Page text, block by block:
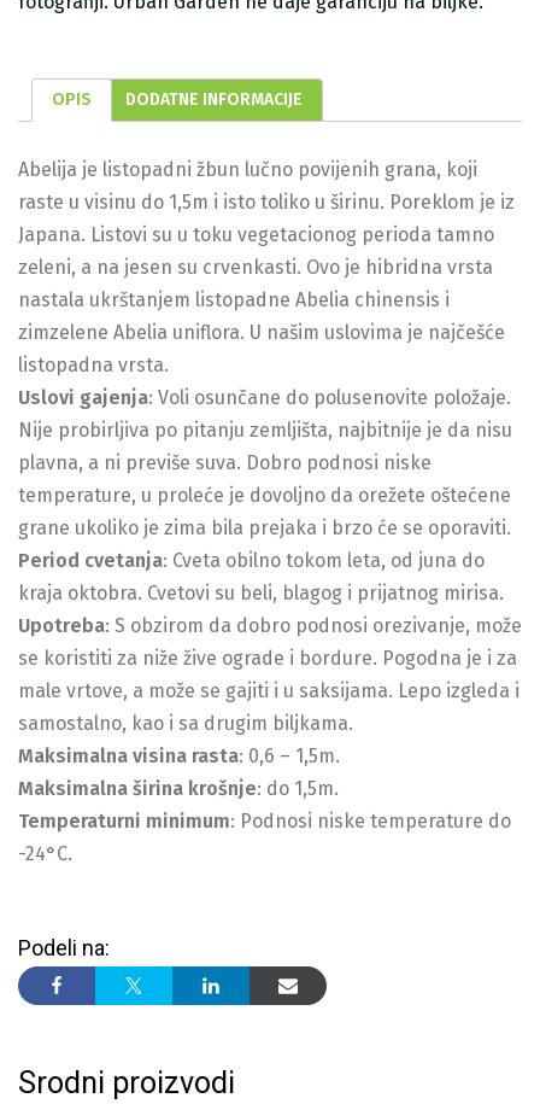
OPIS DODATNE INFORMACIJE
Abelija je listopadni žbun lučno povijenih grana, koji
raste u visinu do 1,5m i isto toliko u širinu. Poreklom je iz
Japana. Listovi su u toku vegetacionog perioda tamno
zeleni, a na jesen su crvenkasti. Ovo je hibridna vrsta
nastala ukrštanjem listopadne Abelia chinensis i
zimzelene Abelia uniflora. U našim uslovima je najčešće
listopadna vrsta.
Uslovi gajenja: Voli osunčane do polusenovite položaje.
Nije probirljiva po pitanju zemljišta, najbitnije je da nisu
plavna, a ni previše suva. Dobro podnosi niske
temperature, u proleće je dovoljno da orežete oštećene
grane ukoliko je zima bila prejaka i brzo će se oporaviti.
Period cvetanja: Cveta obilno tokom leta, od juna do
kraja oktobra. Cvetovi su beli, blagog i prijatnog mirisa.
Upotreba: S obzirom da dobro podnosi orezivanje, može
se koristiti za niže žive ograde i bordure. Pogodna je i za
male vrtove, a može se gajiti i u saksijama. Lepo izgleda i
samostalno, kao i sa drugim biljkama.
Maksimalna visina rasta: 0,6 – 1,5m.
Maksimalna širina krošnje: do 1,5m.
Temperaturni minimum: Podnosi niske temperature do
-24°C.
Podeli na:
Srodni proizvodi